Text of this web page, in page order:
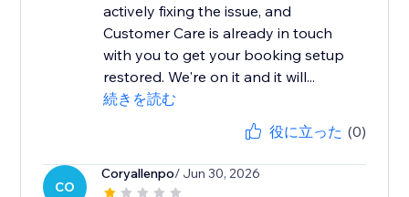
actively fixing the issue, and
Customer Care is already in touch
with you to get your booking setup
restored. We're on it and it will...
続きを読む
役に立った (0)
CO
Coryallenpo/ Jun 30, 2026